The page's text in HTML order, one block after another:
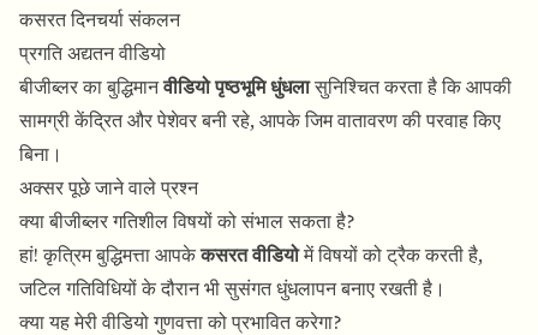
कसरत दिनचर्या संकलन
प्रगति अद्यतन वीडियो
बीजीब्लर का बुद्धिमानवीडियो पृष्ठभूमि धुंधलासुनिश्चित करता है कि आपकी
सामग्री केंद्रित और पेशेवर बनी रहे, आपके जिम वातावरण की परवाह किए
बिना।
अक्सर पूछे जाने वाले प्रश्न
क्या बीजीब्लर गतिशील विषयों को संभाल सकता है?
हां! कृत्रिम बुद्धिमत्ता आपकेकसरत वीडियोमें विषयों को ट्रैक करती है,
जटिल गतिविधियों के दौरान भी सुसंगत धुंधलापन बनाए रखती है।
क्या यह मेरी वीडियो गुणवत्ता को प्रभावित करेगा?